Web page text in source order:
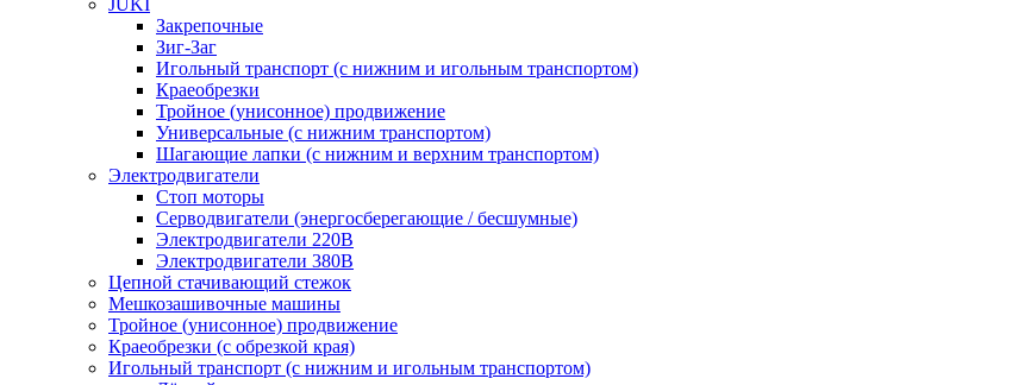
JUKI
Закрепочные
Зиг-Заг
Игольный транспорт (с нижним и игольным транспортом)
Краеобрезки
Тройное (унисонное) продвижение
Универсальные (с нижним транспортом)
Шагающие лапки (с нижним и верхним транспортом)
Электродвигатели
Стоп моторы
Серводвигатели (энергосберегающие / бесшумные)
Электродвигатели 220В
Электродвигатели 380В
Цепной стачивающий стежок
Мешкозашивочные машины
Тройное (унисонное) продвижение
Краеобрезки (с обрезкой края)
Игольный транспорт (с нижним и игольным транспортом)